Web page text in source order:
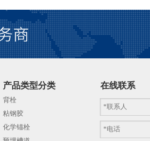
产品类型分类
背栓
粘钢胶
化学锚栓
在线联系